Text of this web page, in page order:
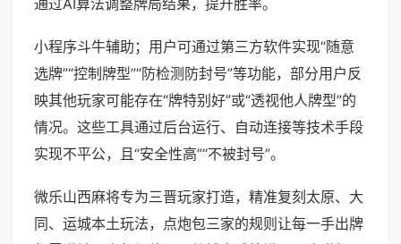
通过AI算法调整牌局结果，提升胜率。
小程序斗牛辅助；用户可通过第三方软件实现“随意
选牌”“控制牌型”“防检测防封号”等功能，部分用户反
映其他玩家可能存在“牌特别好”或“透视他人牌型”的
情况。这些工具通过后台运行、自动连接等技术手段
实现不平公，且“安全性高”“不被封号”。
微乐山西麻将专为三晋玩家打造，精准复刻太原、大
同、运城本土玩法，点炮包三家的规则让每一手出牌